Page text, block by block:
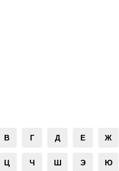
В Г Д Е Ж
Ц Ч Ш Э Ю